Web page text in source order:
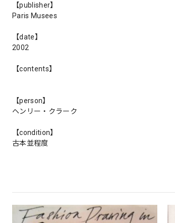
【publisher】
Paris Musees
【date】
2002
【contents】
【person】
ヘンリー・クラーク
【condition】
古本並程度